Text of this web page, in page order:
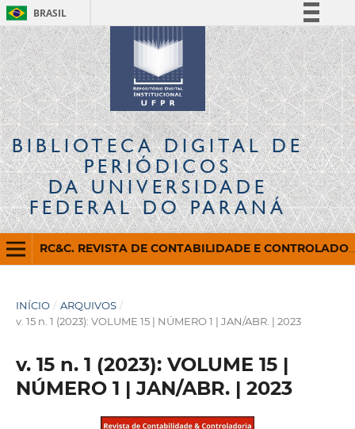
BRASIL
Simplifique!
Comunica BR
Participe
Acesso à informação
Legislação
Canais
BIBLIOTECA DIGITALDE
PERIÓDICOS
DA UNIVERSIDADE
FEDERAL DO PARANÁ
RC&C. REVISTA DE CONTABILIDADE E CONTROLADORIA
INÍCIO / ARQUIVOS /
v. 15 n. 1 (2023): VOLUME 15 | NÚMERO 1 | JAN/ABR. | 2023
v. 15 n. 1 (2023): VOLUME 15 |
NÚMERO 1 | JAN/ABR. | 2023